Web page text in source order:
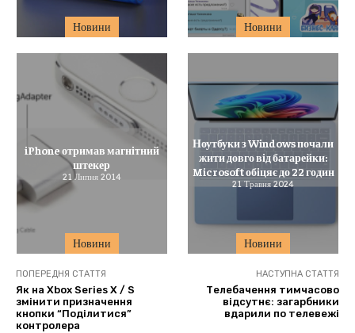
Новини Новини
Новини
iPhone отримав магнітний
штекер
21 Липня 2014
Новини
Ноутбуки з Windows почали
жити довго від батарейки:
Microsoft обіцяє до 22 годин
21 Травня 2024
ПОПЕРЕДНЯ СТАТТЯ
Як на Xbox Series X / S
змінити призначення
кнопки “Поділитися”
контролера
НАСТУПНА СТАТТЯ
Телебачення тимчасово
відсутнє: загарбники
вдарили по телевежі